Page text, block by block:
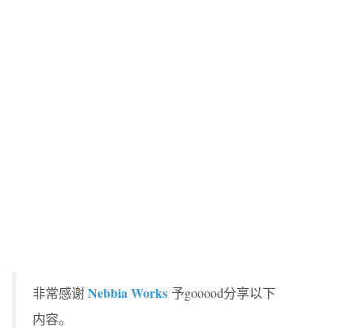
非常感谢Nebbia Works 予gooood分享以下
内容。